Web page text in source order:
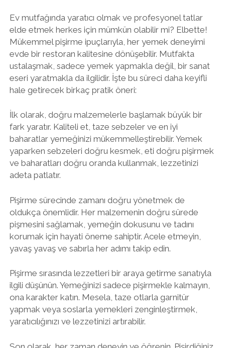
Ev mutfağında yaratıcı olmak ve profesyonel tatlar
elde etmek herkes için mümkün olabilir mi? Elbette!
Mükemmel pişirme ipuçlarıyla, her yemek deneyimi
evde bir restoran kalitesine dönüşebilir. Mutfakta
ustalaşmak, sadece yemek yapmakla değil, bir sanat
eseri yaratmakla da ilgilidir. İşte bu süreci daha keyifli
hale getirecek birkaç pratik öneri:
İlk olarak, doğru malzemelerle başlamak büyük bir
fark yaratır. Kaliteli et, taze sebzeler ve en iyi
baharatlar yemeğinizi mükemmelleştirebilir. Yemek
yaparken sebzeleri doğru kesmek, eti doğru pişirmek
ve baharatları doğru oranda kullanmak, lezzetinizi
adeta patlatır.
Pişirme sürecinde zamanı doğru yönetmek de
oldukça önemlidir. Her malzemenin doğru sürede
pişmesini sağlamak, yemeğin dokusunu ve tadını
korumak için hayati öneme sahiptir. Acele etmeyin,
yavaş yavaş ve sabırla her adımı takip edin.
Pişirme sırasında lezzetleri bir araya getirme sanatıyla
ilgili düşünün. Yemeğinizi sadece pişirmekle kalmayın,
ona karakter katın. Mesela, taze otlarla garnitür
yapmak veya soslarla yemekleri zenginleştirmek,
yaratıcılığınızı ve lezzetinizi artırabilir.